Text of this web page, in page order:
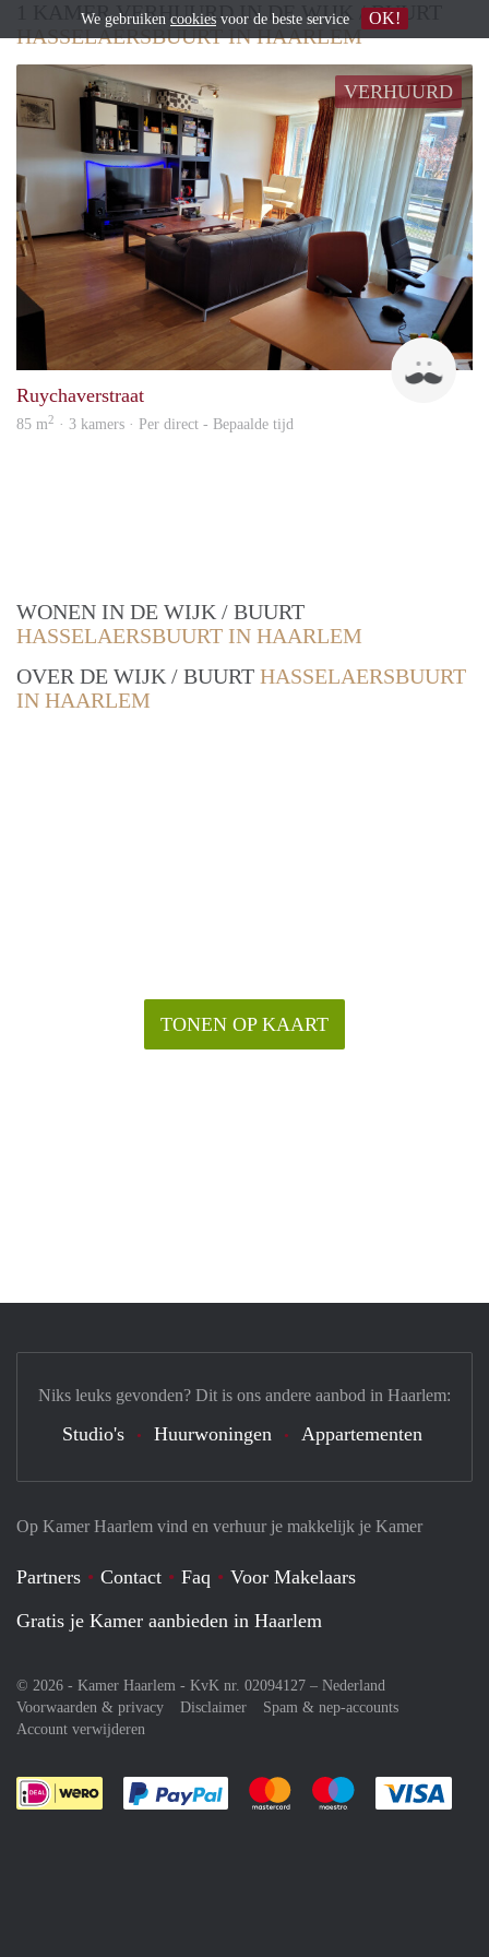
1 KAMER VERHUURD IN DE WIJK / BUURT
HASSELAERSBUURT IN HAARLEM
VERHUURD
Ruychaverstraat
85 m2 · 3 kamers · Per direct - Bepaalde tijd
WONEN IN DE WIJK / BUURT
HASSELAERSBUURT IN HAARLEM
OVER DE WIJK / BUURT HASSELAERSBUURT
IN HAARLEM
TONEN OP KAART
Op Kamer Haarlem vind en verhuur je makkelijk je Kamer
Partners Contact Faq
Voor Makelaars
Gratis je Kamer aanbieden in Haarlem
© 2026 - Kamer Haarlem - KvK nr. 02094127 – Nederland
Voorwaarden & privacy
Disclaimer
Spam & nep-accounts
Account verwijderen
Je rekent gemakkelijk af met Paypal
Je rekent gemakkelijk af met
Je rekent
Niks leuks gevonden? Dit is ons andere aanbod in Haarlem:
Studio's Huurwoningen Appartementen
We gebruiken cookies voor de beste service OK!